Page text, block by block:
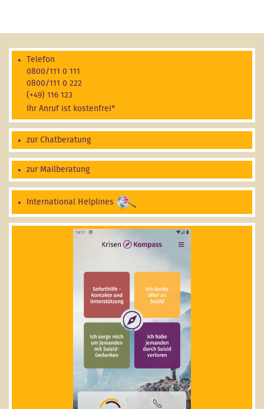
Telefon
0800/111 0 111
0800/111 0 222
(+49) 116 123
Ihr Anruf ist kostenfrei*
zur Chatberatung
zur Mailberatung
International Helplines